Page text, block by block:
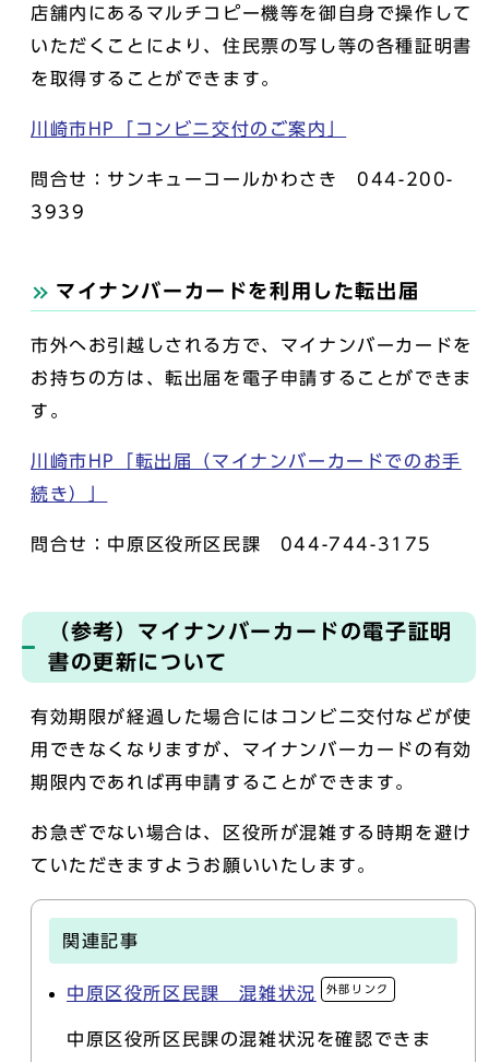
店舗内にあるマルチコピー機等を御自身で操作して
いただくことにより、住民票の写し等の各種証明書
を取得することができます。
川崎市HP「コンビニ交付のご案内」
問合せ：サンキューコールかわさき 044-200-
3939
マイナンバーカードを利用した転出届
市外へお引越しされる方で、マイナンバーカードを
お持ちの方は、転出届を電子申請することができま
す。
川崎市HP「転出届（マイナンバーカードでのお手
続き）」
問合せ：中原区役所区民課 044-744-3175
（参考）マイナンバーカードの電子証明
書の更新について
有効期限が経過した場合にはコンビニ交付などが使
用できなくなりますが、マイナンバーカードの有効
期限内であれば再申請することができます。
お急ぎでない場合は、区役所が混雑する時期を避け
ていただきますようお願いいたします。
関連記事
中原区役所区民課 混雑状況 外部リンク
中原区役所区民課の混雑状況を確認できま